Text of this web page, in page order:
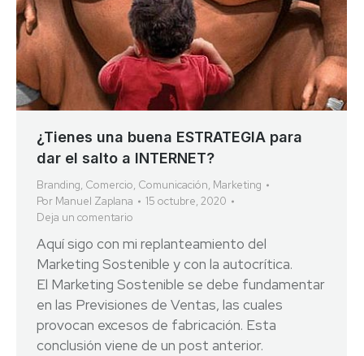
¿Tienes una buena ESTRATEGIA para
dar el salto a INTERNET?
Branding, Comercio, Comunicación, Marketing
Por Manuel Zaplana
15 octubre, 2020
Deja un comentario
Aquí sigo con mi replanteamiento del
Marketing Sostenible y con la autocrítica.
El Marketing Sostenible se debe fundamentar
en las Previsiones de Ventas, las cuales
provocan excesos de fabricación. Esta
conclusión viene de un post anterior.